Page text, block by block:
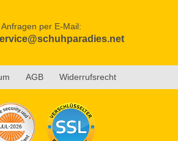
Anfragen per E-Mail:
AGB Widerrufsrecht